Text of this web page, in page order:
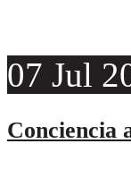
07 Jul
Conciencia